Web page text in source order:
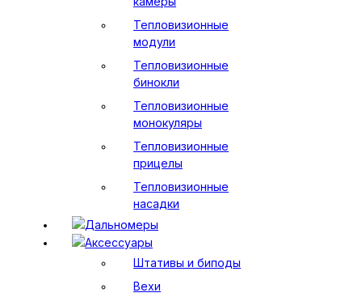
Тепловизионные
модули
Тепловизионные
бинокли
Тепловизионные
монокуляры
Тепловизионные
прицелы
Тепловизионные
насадки
Дальномеры
Аксессуары
Штативы и биподы
Вехи